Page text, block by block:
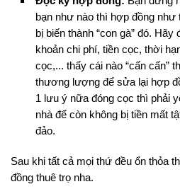
bạn như nào thì hợp đồng như
bị biến thành “con gà” đó.
khoản chi phí, tiền cọc, thời
cọc,... thấy cái nào “cấn cấn”
thương lượng để sửa lại hợp
1 lưu ý nữa đóng cọc thì phải
nhà để còn không bị tiền mất
đảo.
Sau khi tất cả mọi thứ đều ổn thỏa
đồng thuê trọ nha.